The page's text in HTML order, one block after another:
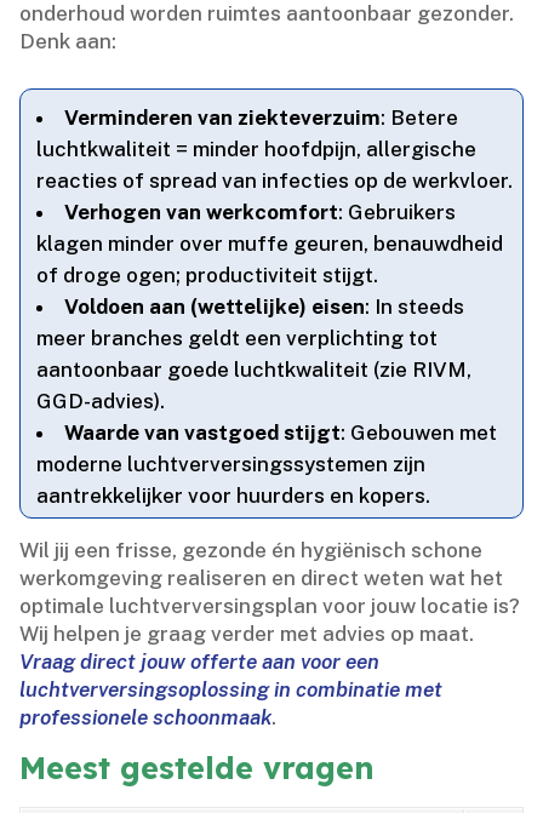
onderhoud worden ruimtes aantoonbaar gezonder.​
Denk aan:
Verminderen van ziekteverzuim: Betere
luchtkwaliteit = minder hoofdpijn, allergische
reacties of spread van infecties op de werkvloer.​
Verhogen van werkcomfort: Gebruikers
klagen minder over muffe geuren, benauwdheid
of droge ogen; productiviteit stijgt.​
Voldoen aan (wettelijke) eisen: In steeds
meer branches geldt een verplichting tot
aantoonbaar goede luchtkwaliteit (zie RIVM,
GGD-advies).​
Waarde van vastgoed stijgt: Gebouwen met
moderne luchtverversingssystemen zijn
aantrekkelijker voor huurders en kopers.​
Wil jij een frisse, gezonde én hygiënisch schone
werkomgeving realiseren en direct weten wat het
optimale luchtverversingsplan voor jouw locatie is?
Wij helpen je graag verder met advies op maat.​
Vraag direct jouw offerte aan voor een
luchtverversingsoplossing in combinatie met
professionele schoonmaak.​
Meest gestelde vragen